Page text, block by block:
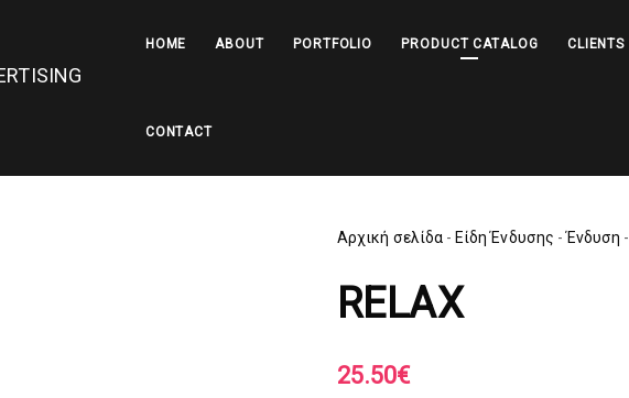
HOME ABOUT PORTFOLIO PRODUCT CATALOG CLIENTS
CONTACT
Αρχική σελίδα - Είδη Ένδυσης - Ένδυση -
RELAX
25.50€